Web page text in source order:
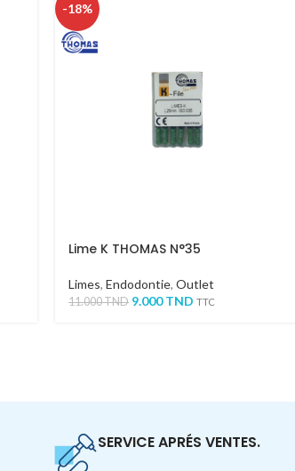
-18%
Lime K THOMAS N°35
Limes, Endodontie, Outlet
11.000TND 9.000TND TTC
SERVICE APRÉS VENTES.